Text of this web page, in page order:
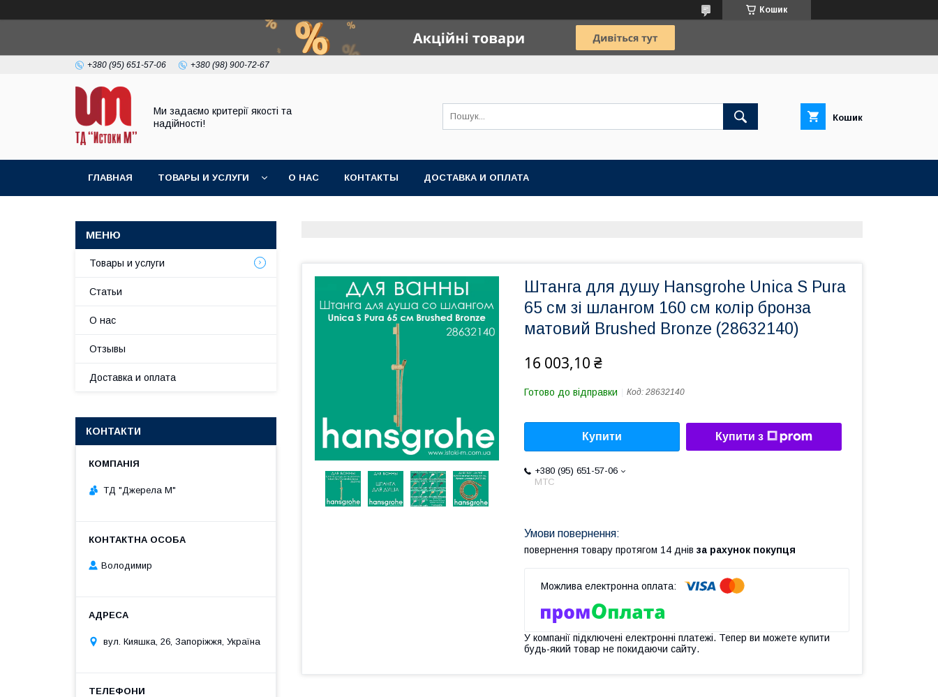
Кошик
+380 (95) 651-57-06 +380 (98) 900-72-67
Ми задаємо критерії якості та
надійності!
Кошик
ГЛАВНАЯ ТОВАРЫ И УСЛУГИ О НАС КОНТАКТЫ ДОСТАВКА И ОПЛАТА
Штанга для душу Hansgrohe Unica S Pura
65 см зі шлангом 160 см колір бронза
матовий Brushed Bronze (28632140)
16 003,10 ₴
Готово до відправки Код: 28632140
Купити Купити з
+380 (95) 651-57-06
MTC
повернення товару протягом 14 днів за рахунок покупця
У компанії підключені електронні платежі. Тепер ви можете купити
будь-який товар не покидаючи сайту.
Товары и услуги
Статьи
О нас
Отзывы
Доставка и оплата
КОНТАКТИ
ТД "Джерела М"
Володимир
вул. Кияшка, 26, Запоріжжя, Україна